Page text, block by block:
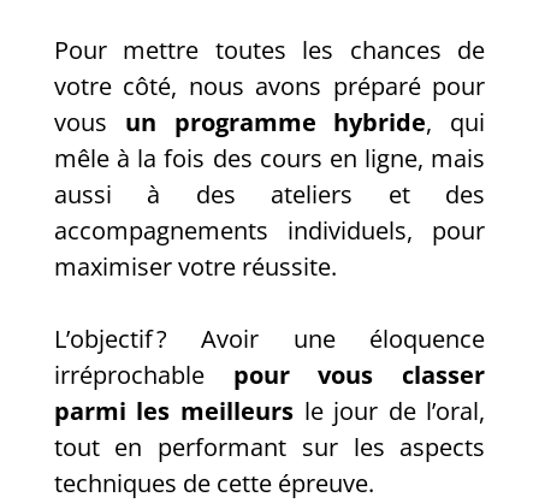
Pour mettre toutes les chances de
votre côté, nous avons préparé pour
vous un programme hybride, qui
mêle à la fois des cours en ligne, mais
aussi à des ateliers et des
accompagnements individuels, pour
maximiser votre réussite.
L’objectif ? Avoir une éloquence
irréprochable pour vous classer
parmi les meilleursle jour de l’oral,
tout en performant sur les aspects
techniques de cette épreuve.